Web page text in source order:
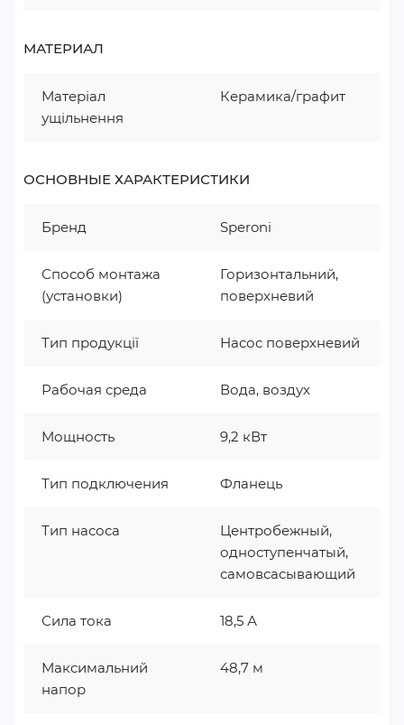
МАТЕРИАЛ
Матеріал
ущільнення
Керамика/графит
ОСНОВНЫЕ ХАРАКТЕРИСТИКИ
Бренд Speroni
Способ монтажа
(установки)
Горизонтальний,
поверхневий
Тип продукції Насос поверхневий
Рабочая среда Вода, воздух
Мощность 9,2 кВт
Тип подключения Фланець
Тип насоса
Центробежный,
одноступенчатый,
самовсасывающий
Сила тока 18,5 А
Максимальний
напор
48,7 м